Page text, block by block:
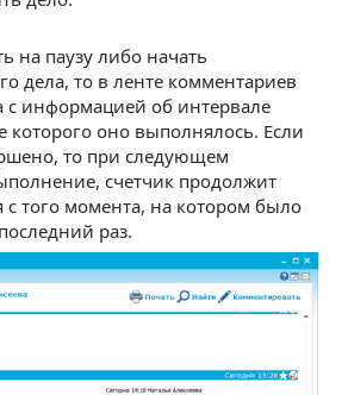
на паузу либо начать
дела, то в ленте комментариев
с информацией об интервале
которого оно выполнялось. Если
то при следующем
счетчик продолжит
с того момента, на котором было
раз.